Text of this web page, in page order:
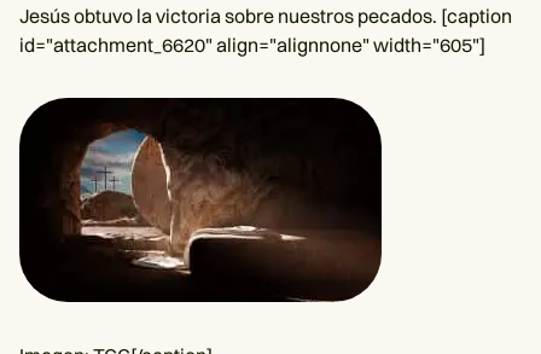
Jesús obtuvo la victoria sobre nuestros pecados. [caption
id="attachment_6620" align="alignnone" width="605"]